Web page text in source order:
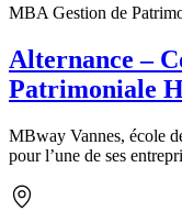
MBA Gestion de
Alternance –
Patrimoniale
MBway Vannes, école
pour l’une de ses